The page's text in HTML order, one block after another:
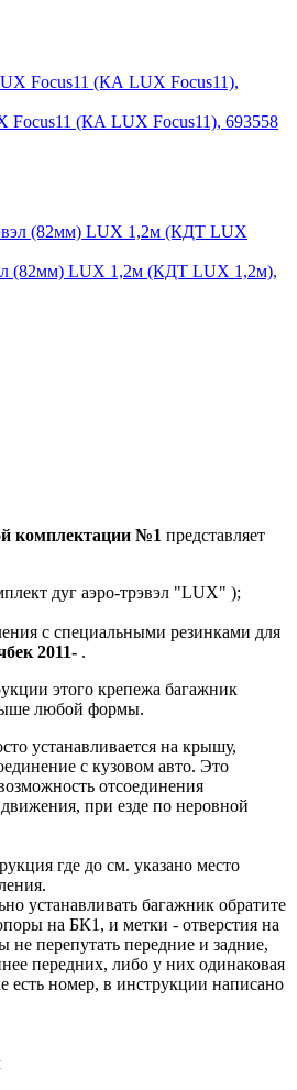
Focus11 (КА LUX Focus11), 693558
(82мм) LUX 1,2м (КДТ LUX 1,2м),
комплектации №1 представляет
дуг аэро-трэвэл "LUX" );
с специальными резинками для
2011- .
этого крепежа багажник
любой формы.
устанавливается на крышу,
с кузовом авто. Это
отсоединения
при езде по неровной
где до см. указано место
устанавливать багажник обратите
на БК1, и метки - отверстия на
не перепутать передние и задние,
передних, либо у них одинаковая
есть номер, в инструкции написано